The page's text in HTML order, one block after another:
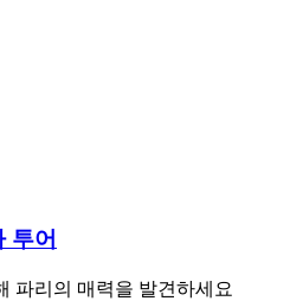
투어
파리의 매력을 발견하세요